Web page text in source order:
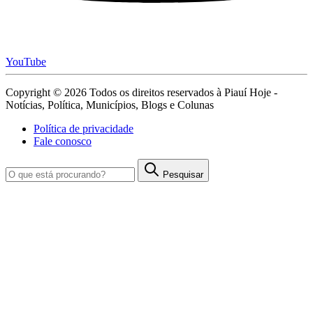
YouTube
Copyright © 2026 Todos os direitos reservados à Piauí Hoje -
Notícias, Política, Municípios, Blogs e Colunas
Política de privacidade
Fale conosco
Pesquisar